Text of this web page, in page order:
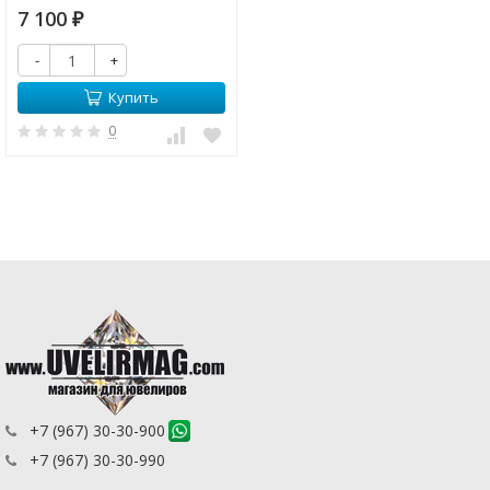
7 100 ₽
-
+
Купить
0
+7 (967) 30-30-900
+7 (967) 30-30-990